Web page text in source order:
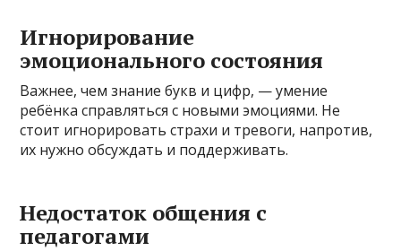
Игнорирование
эмоционального состояния
Важнее, чем знание букв и цифр, — умение
ребёнка справляться с новыми эмоциями. Не
стоит игнорировать страхи и тревоги, напротив,
их нужно обсуждать и поддерживать.
Недостаток общения с
педагогами